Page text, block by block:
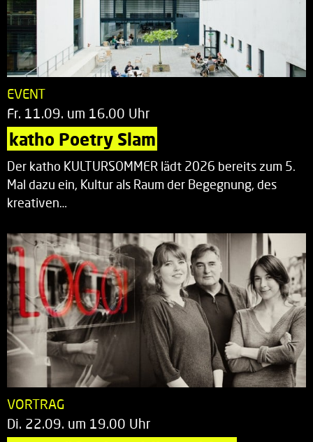
EVENT
Fr. 11.09. um 16.00 Uhr
katho Poetry Slam
Der katho KULTURSOMMER lädt 2026 bereits zum 5.
Mal dazu ein, Kultur als Raum der Begegnung, des
kreativen…
VORTRAG
Di. 22.09. um 19.00 Uhr